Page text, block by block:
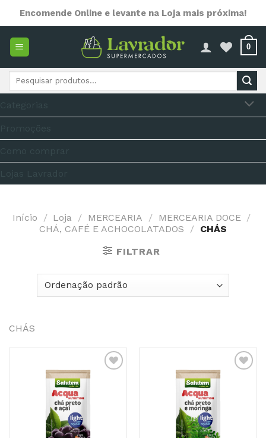
content
Encomende Online e levante na Loja mais próxima!
0
Pesquisar
Início / Loja / MERCEARIA / MERCEARIA DOCE /
CHÁ, CAFÉ E ACHOCOLATADOS
/ CHÁS
FILTRAR
CHÁS